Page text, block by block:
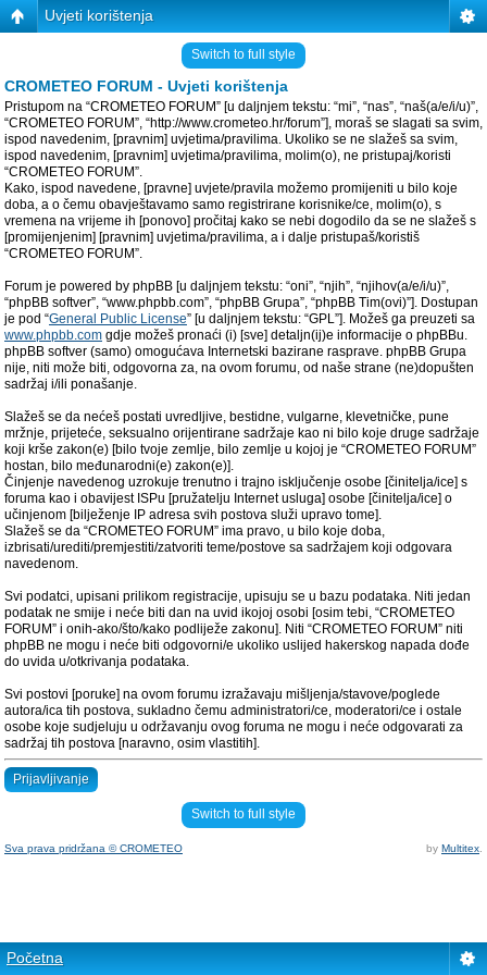
Uvjeti korištenja
Switch to full style
CROMETEO FORUM - Uvjeti korištenja
Pristupom na “CROMETEO FORUM” [u daljnjem tekstu: “mi”, “nas”, “naš(a/e/i/u)”,
“CROMETEO FORUM”, “http://www.crometeo.hr/forum”], moraš se slagati sa svim,
ispod navedenim, [pravnim] uvjetima/pravilima. Ukoliko se ne slažeš sa svim,
ispod navedenim, [pravnim] uvjetima/pravilima, molim(o), ne pristupaj/koristi
“CROMETEO FORUM”.
Kako, ispod navedene, [pravne] uvjete/pravila možemo promijeniti u bilo koje
doba, a o čemu obavještavamo samo registrirane korisnike/ce, molim(o), s
vremena na vrijeme ih [ponovo] pročitaj kako se nebi dogodilo da se ne slažeš s
[promijenjenim] [pravnim] uvjetima/pravilima, a i dalje pristupaš/koristiš
“CROMETEO FORUM”.
Forum je powered by phpBB [u daljnjem tekstu: “oni”, “njih”, “njihov(a/e/i/u)”,
“phpBB softver”, “www.phpbb.com”, “phpBB Grupa”, “phpBB Tim(ovi)”]. Dostupan
je pod “General Public License” [u daljnjem tekstu: “GPL”]. Možeš ga preuzeti sa
www.phpbb.com gdje možeš pronaći (i) [sve] detaljn(ij)e informacije o phpBBu.
phpBB softver (samo) omogućava Internetski bazirane rasprave. phpBB Grupa
nije, niti može biti, odgovorna za, na ovom forumu, od naše strane (ne)dopušten
sadržaj i/ili ponašanje.
Slažeš se da nećeš postati uvredljive, bestidne, vulgarne, klevetničke, pune
mržnje, prijeteće, seksualno orijentirane sadržaje kao ni bilo koje druge sadržaje
koji krše zakon(e) [bilo tvoje zemlje, bilo zemlje u kojoj je “CROMETEO FORUM”
hostan, bilo međunarodni(e) zakon(e)].
Činjenje navedenog uzrokuje trenutno i trajno isključenje osobe [činitelja/ice] s
foruma kao i obavijest ISPu [pružatelju Internet usluga] osobe [činitelja/ice] o
učinjenom [bilježenje IP adresa svih postova služi upravo tome].
Slažeš se da “CROMETEO FORUM” ima pravo, u bilo koje doba,
izbrisati/urediti/premjestiti/zatvoriti teme/postove sa sadržajem koji odgovara
navedenom.
Svi podatci, upisani prilikom registracije, upisuju se u bazu podataka. Niti jedan
podatak ne smije i neće biti dan na uvid ikojoj osobi [osim tebi, “CROMETEO
FORUM” i onih-ako/što/kako podliježe zakonu]. Niti “CROMETEO FORUM” niti
phpBB ne mogu i neće biti odgovorni/e ukoliko uslijed hakerskog napada dođe
do uvida u/otkrivanja podataka.
Svi postovi [poruke] na ovom forumu izražavaju mišljenja/stavove/poglede
autora/ica tih postova, sukladno čemu administratori/ce, moderatori/ce i ostale
osobe koje sudjeluju u održavanju ovog foruma ne mogu i neće odgovarati za
sadržaj tih postova [naravno, osim vlastitih].
Prijavljivanje
Switch to full style
Sva prava pridržana © CROMETEO by Multitex
Početna